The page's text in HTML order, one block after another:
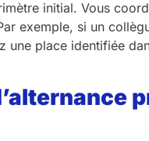
initial. Vous
exemple, si un
une place identifiée